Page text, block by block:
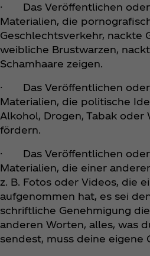
· Das Veröffentlichen oder
Materialien, die
Geschlechtsverkehr, nackte
weibliche Brustwarzen,
Schamhaare zeigen.
· Das Veröffentlichen oder
Materialien, die politische
Alkohol, Drogen, Tabak
fördern.
· Das Veröffentlichen oder
Materialien, die einer
z. B. Fotos oder Videos, die
aufgenommen hat, es sei
schriftliche Genehmigung
anderen Worten, alles, was
sendest, muss deine eigene